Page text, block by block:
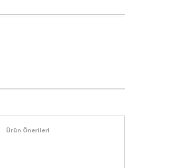
Ürün Önerileri